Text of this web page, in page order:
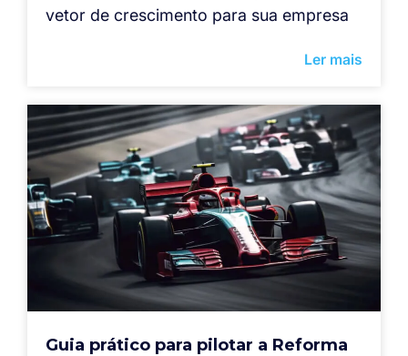
vetor de crescimento para sua empresa
Ler mais
Guia prático para pilotar a Reforma